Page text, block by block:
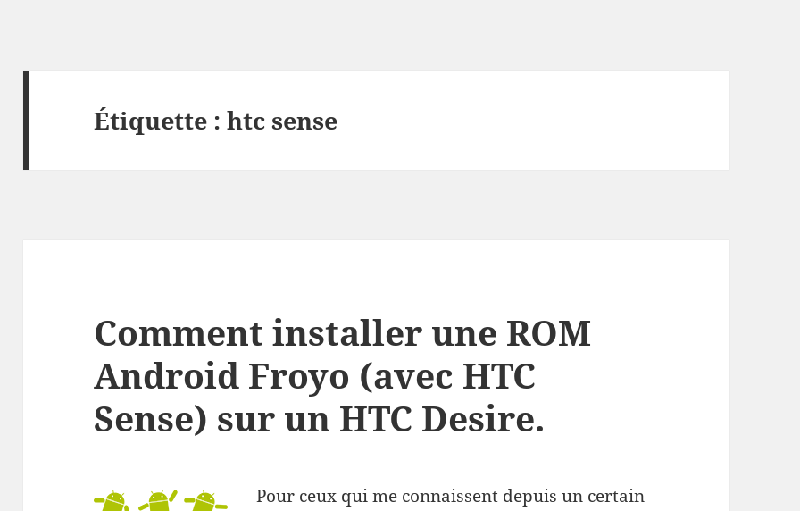
Étiquette :htc sense
Comment installer une ROM
Android Froyo (avec HTC
Sense) sur un HTC Desire.
Pour ceux qui me connaissent depuis un certain